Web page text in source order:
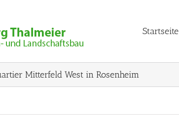
Startseite
Mitterfeld West in Rosenheim